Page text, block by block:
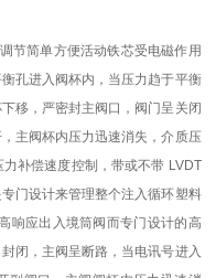
节简单方便活动铁芯受电磁作用
孔进入阀杯内，当压力趋于平衡
移，严密封主阀口，阀门呈关闭
主阀杯内压力迅速消失，介质压
补偿速度控制，带或不带 LVDT
门设计来管理整个注入循环塑料
响应出入境筒阀而专门设计的高
闭，主阀呈断路，当电讯号进入